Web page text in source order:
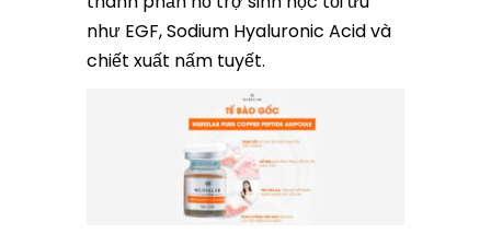
như EGF, Sodium Hyaluronic Acid và
chiết xuất nấm tuyết.